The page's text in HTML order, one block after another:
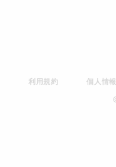
利用規約 個人情